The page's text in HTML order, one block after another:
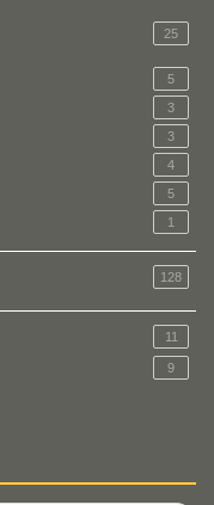
25
5
3
3
4
5
1
128
11
9